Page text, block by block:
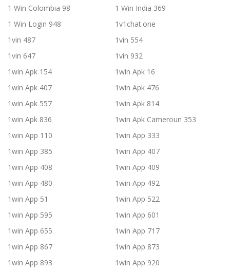
1 Win Colombia 98
1 Win India 369
1 Win Login 948
1v1chat.one
1vin 487
1vin 554
1vin 647
1vin 932
1win Apk 154
1win Apk 16
1win Apk 407
1win Apk 476
1win Apk 557
1win Apk 814
1win Apk 836
1win Apk Cameroun 353
1win App 110
1win App 333
1win App 385
1win App 407
1win App 408
1win App 409
1win App 480
1win App 492
1win App 51
1win App 522
1win App 595
1win App 601
1win App 655
1win App 717
1win App 867
1win App 873
1win App 893
1win App 920